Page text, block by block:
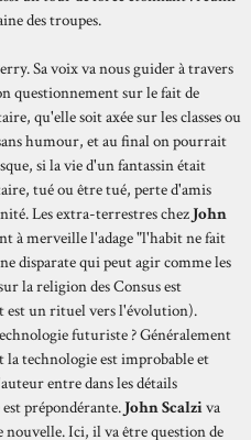
des troupes.
Sa voix va nous guider à travers
questionnement sur le fait de
qu'elle soit axée sur les classes ou
humour, et au final on pourrait
si la vie d'un fantassin était
tué ou être tué, perte d'amis
Les extra-terrestres chez John
à merveille l'adage "l'habit ne fait
disparate qui peut agir comme les
la religion des Consus est
est un rituel vers l'évolution).
futuriste ? Généralement
technologie est improbable et
entre dans les détails
prépondérante. John Scalziva
Ici, il va être question de